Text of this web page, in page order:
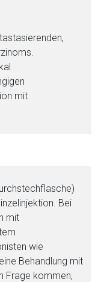
mit
Bei
mit
wie
Behandlung mit
Frage kommen,
Seite ist deren
dort ggf. andere